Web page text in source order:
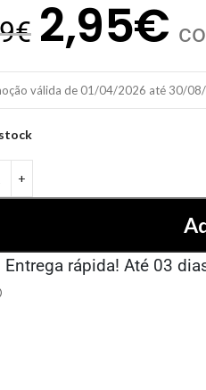
€ 2,95€
válida de 01/04/2026 até 30/
Entrega rápida! Até 03